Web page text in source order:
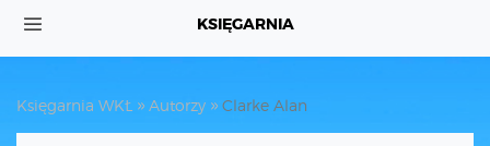
KSIĘGARNIA
Księgarnia WKŁ Autorzy Clarke Alan